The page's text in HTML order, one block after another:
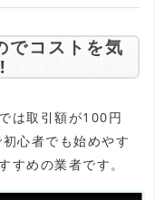
でコストを気
は取引額が100円
心者でも始めやす
すめの業者です。